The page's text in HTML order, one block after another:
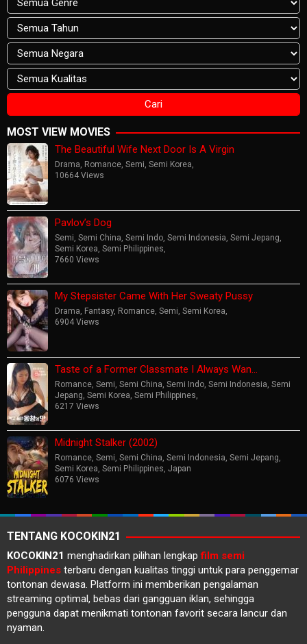
MOST VIEW MOVIES
The Beautiful Wife Next Door Is A Virgin
Drama, Romance, Semi, Semi Korea,
10664 Views
Pavlov’s Dog
Semi, Semi China, Semi Indo, Semi Indonesia, Semi Jepang,
Semi Korea, Semi Philippines,
7660 Views
My Stepsister Came With Her Sweaty Pussy
Drama, Fantasy, Romance, Semi, Semi Korea,
6904 Views
Taste of a Former Classmate I Always Wan…
Romance, Semi, Semi China, Semi Indo, Semi Indonesia, Semi
Jepang, Semi Korea, Semi Philippines,
6217 Views
Midnight Stalker (2002)
Romance, Semi, Semi China, Semi Indonesia, Semi Jepang,
Semi Korea, Semi Philippines, Japan
6076 Views
TENTANG KOCOKIN21
KOCOKIN21 menghadirkan pilihan lengkapfilm semi
Philippines terbaru dengan kualitas tinggi untuk para penggemar
tontonan dewasa. Platform ini memberikan pengalaman
streaming optimal, bebas dari gangguan iklan, sehingga
pengguna dapat menikmati tontonan favorit secara lancur dan
nyaman.